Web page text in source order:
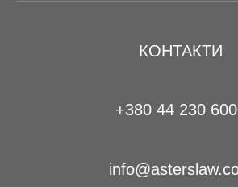
КОНТАКТИ
+380 44 230